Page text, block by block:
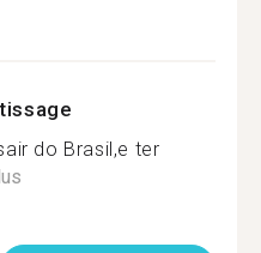
do Brasil,e ter